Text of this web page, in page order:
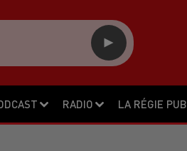
RADIO LA RÉGIE PUB